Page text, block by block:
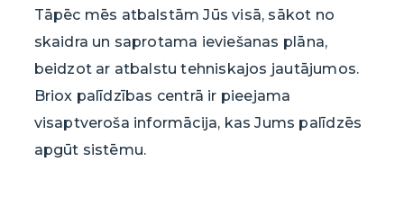
Tāpēc mēs atbalstām Jūs visā, sākot no
skaidra un saprotama ieviešanas plāna,
beidzot ar atbalstu tehniskajos jautājumos.
Briox palīdzības centrā ir pieejama
visaptveroša informācija, kas Jums palīdzēs
apgūt sistēmu.